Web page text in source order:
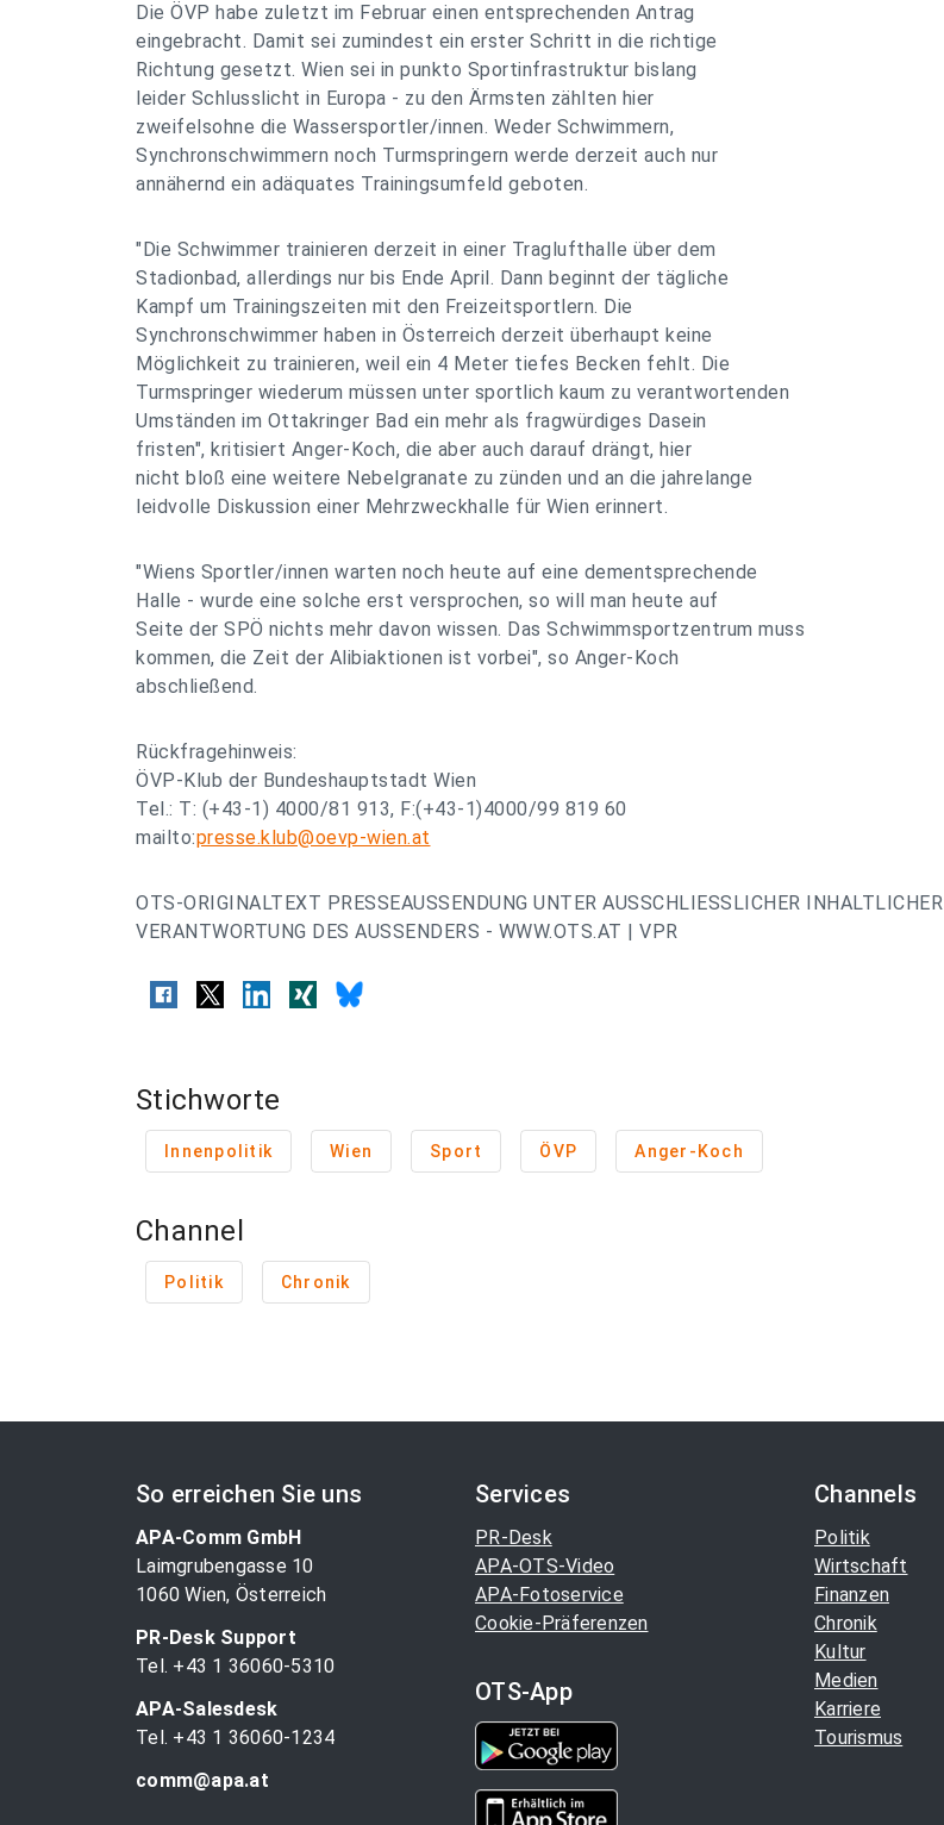
Die ÖVP habe zuletzt im Februar einen entsprechenden Antrag
eingebracht. Damit sei zumindest ein erster Schritt in die richtige
Richtung gesetzt. Wien sei in punkto Sportinfrastruktur bislang
leider Schlusslicht in Europa - zu den Ärmsten zählten hier
zweifelsohne die Wassersportler/innen. Weder Schwimmern,
Synchronschwimmern noch Turmspringern werde derzeit auch nur
annähernd ein adäquates Trainingsumfeld geboten.
"Die Schwimmer trainieren derzeit in einer Traglufthalle über dem
Stadionbad, allerdings nur bis Ende April. Dann beginnt der tägliche
Kampf um Trainingszeiten mit den Freizeitsportlern. Die
Synchronschwimmer haben in Österreich derzeit überhaupt keine
Möglichkeit zu trainieren, weil ein 4 Meter tiefes Becken fehlt. Die
Turmspringer wiederum müssen unter sportlich kaum zu verantwortenden
Umständen im Ottakringer Bad ein mehr als fragwürdiges Dasein
fristen", kritisiert Anger-Koch, die aber auch darauf drängt, hier
nicht bloß eine weitere Nebelgranate zu zünden und an die jahrelange
leidvolle Diskussion einer Mehrzweckhalle für Wien erinnert.
"Wiens Sportler/innen warten noch heute auf eine dementsprechende
Halle - wurde eine solche erst versprochen, so will man heute auf
Seite der SPÖ nichts mehr davon wissen. Das Schwimmsportzentrum muss
kommen, die Zeit der Alibiaktionen ist vorbei", so Anger-Koch
abschließend.
Rückfragehinweis:
ÖVP-Klub der Bundeshauptstadt Wien
Tel.: T: (+43-1) 4000/81 913, F:(+43-1)4000/99 819 60
mailto:presse.klub@oevp-wien.at
OTS-ORIGINALTEXT PRESSEAUSSENDUNG UNTER AUSSCHLIESSLICHER INHALTLICHER
VERANTWORTUNG DES AUSSENDERS - WWW.OTS.AT | VPR
Stichworte
Innenpolitik Wien Sport ÖVP Anger-Koch
Channel
Politik Chronik
So erreichen Sie uns
APA-Comm GmbH
Laimgrubengasse 10
1060 Wien, Österreich
PR-Desk Support
Tel. +43 1 36060-5310
APA-Salesdesk
Tel. +43 1 36060-1234
comm@apa.at
Services
PR-Desk
APA-OTS-Video
APA-Fotoservice
Cookie-Präferenzen
OTS-App
Channels
Politik
Wirtschaft
Finanzen
Chronik
Kultur
Medien
Karriere
Tourismus